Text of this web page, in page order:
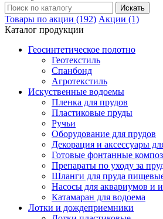
Товары по акции (192) Акции (1)
Каталог продукции
Геосинтетическое полотно
Геотекстиль
Спанбонд
Агротекстиль
Искуственные водоемы
Пленка для прудов
Пластиковые пруды
Ручьи
Оборудование для прудов
Декорация и аксессуары
Готовые фонтанные
Препараты по уходу за
Шланги для пруда
Насосы для аквариумов и
Катамаран для водоема
Лотки и дождеприемники